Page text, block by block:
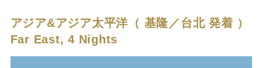
アジア&アジア太平洋（ 基隆／台北 発着 ）
Far East, 4 Nights